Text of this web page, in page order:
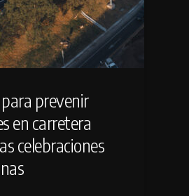
prevenir
en carretera
celebraciones